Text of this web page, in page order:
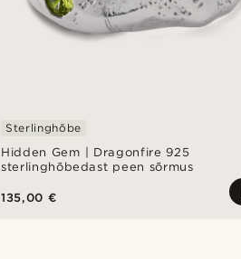
Hidden Gem | Dragonfire 925
sterlinghõbedast peen sõrmus
Sterlinghõbe
135,00 €